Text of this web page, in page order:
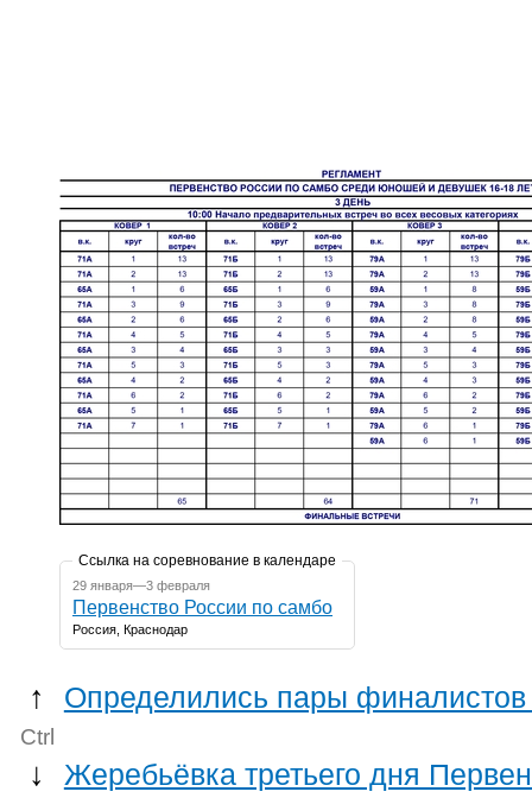
Ссылка на соревнование в календаре
29 января—3 февраля
Первенство России по самбо
Россия, Краснодар
↑ Определились пары финалистов
Ctrl
↓ Жеребьёвка третьего дня